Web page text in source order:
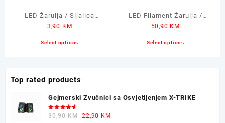
LED Žarulja / Sijalica
GREEN TECH 6W 3000K
E27
3,90 KM
Select options
LED Filament Žarulja /
Sijalica 8W 2300K
50,90 KM
Select options
Top rated products
Gejmerski Zvučnici sa Osvjetljenjem X-TRIKE
Ocjenjeno
5.00 od 5
30,90KM Original
22,90 KMCurrent